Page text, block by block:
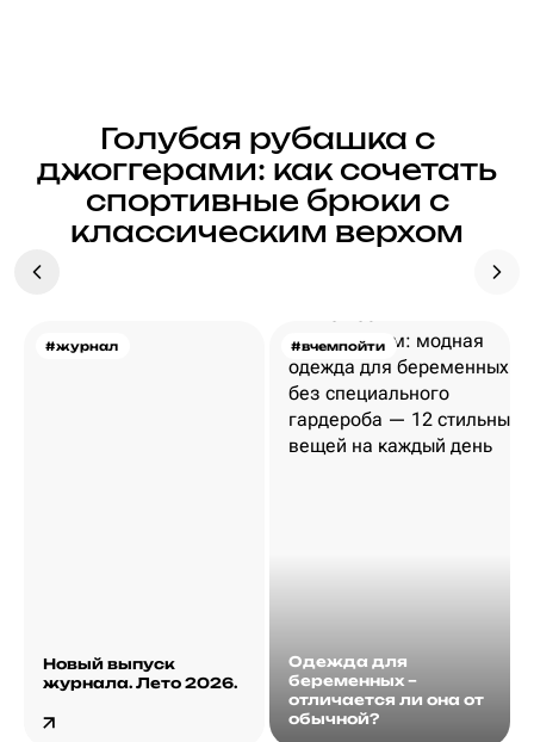
Голубая рубашка с
джоггерами: как сочетать
спортивные брюки с
классическим верхом
#журнал
Новый выпуск
журнала. Лето 2026.
#вчемпойти
Одежда для
беременных –
отличается ли она от
обычной?